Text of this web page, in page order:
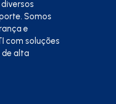
Somos
e
com soluções
alta